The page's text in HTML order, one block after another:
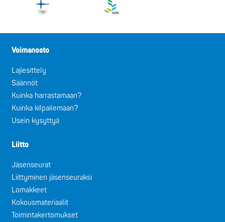
Voimanosto
Lajiesittely
Säännöt
Kuinka harrastamaan?
Kuinka kilpailemaan?
Usein kysyttyä
Liitto
Jäsenseurat
Liittyminen jäsenseuraksi
Lomakkeet
Kokousmateriaalit
Toimintakertomukset